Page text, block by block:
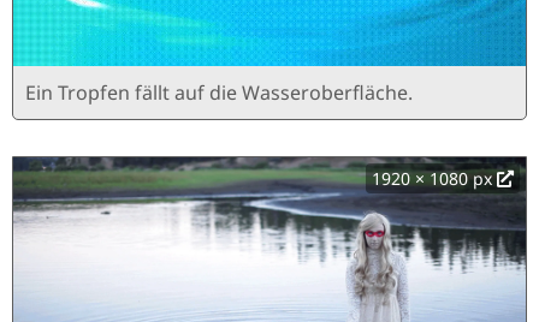
Ein Tropfen fällt auf die Wasseroberfläche.
1920 × 1080 px